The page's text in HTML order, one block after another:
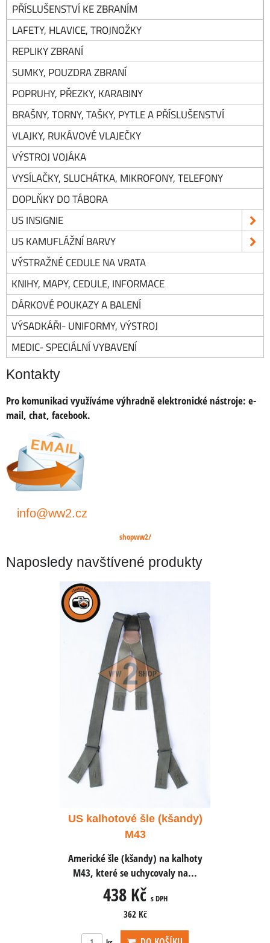
PŘÍSLUŠENSTVÍ KE ZBRANÍM
LAFETY, HLAVICE, TROJNOŽKY
REPLIKY ZBRANÍ
SUMKY, POUZDRA ZBRANÍ
POPRUHY, PŘEZKY, KARABINY
BRAŠNY, TORNY, TAŠKY, PYTLE A PŘÍSLUŠENSTVÍ
VLAJKY, RUKÁVOVÉ VLAJEČKY
VÝSTROJ VOJÁKA
VYSÍLAČKY, SLUCHÁTKA, MIKROFONY, TELEFONY
DOPLŇKY DO TÁBORA
US INSIGNIE
US KAMUFLÁŽNÍ BARVY
VÝSTRAŽNÉ CEDULE NA VRATA
KNIHY, MAPY, CEDULE, INFORMACE
DÁRKOVÉ POUKAZY A BALENÍ
VÝSADKÁŘI- UNIFORMY, VÝSTROJ
MEDIC- SPECIÁLNÍ VYBAVENÍ
Kontakty
Pro komunikaci využíváme výhradně elektronické nástroje: e-
mail, chat, facebook.
info@ww2.cz
shopww2/
Naposledy navštívené produkty
US kalhotové šle (kšandy)
M43
Americké šle (kšandy) na kalhoty
M43, které se uchycovaly na...
438 Kč s DPH
362 Kč